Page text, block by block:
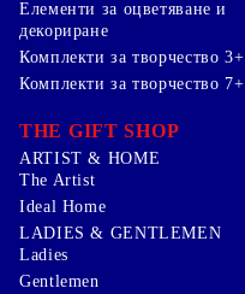
Елементи за оцветяване и
декориране
Комплекти за творчество 3+
Комплекти за творчество 7+
THE GIFT SHOP
ARTIST & HOME
The Artist
Ideal Home
LADIES & GENTLEMEN
Ladies
Gentlemen